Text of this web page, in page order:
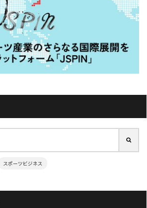
スポーツビジネス